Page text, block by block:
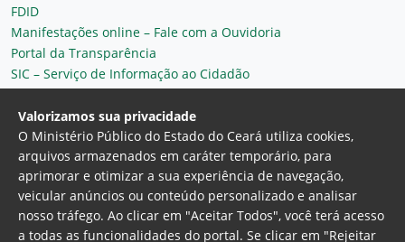
FDID
Manifestações online – Fale com a Ouvidoria
Portal da Transparência
SIC – Serviço de Informação ao Cidadão
Plantão MP do Ceará
Secretaria Geral
Valorizamos sua privacidade
O Ministério Público do Estado do Ceará utiliza cookies,
arquivos armazenados em caráter temporário, para
aprimorar e otimizar a sua experiência de navegação,
veicular anúncios ou conteúdo personalizado e analisar
nosso tráfego. Ao clicar em "Aceitar Todos", você terá acesso
a todas as funcionalidades do portal. Se clicar em "Rejeitar